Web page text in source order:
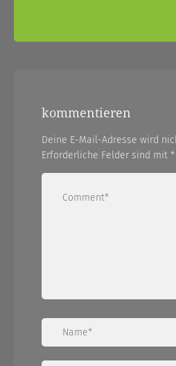
kommentieren
Deine E-Mail-Adresse wird
Erforderliche Felder sind mit *